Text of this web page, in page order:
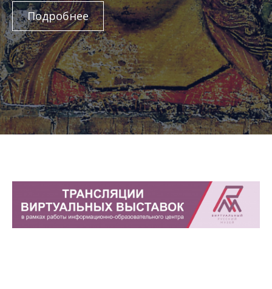
Подробнее